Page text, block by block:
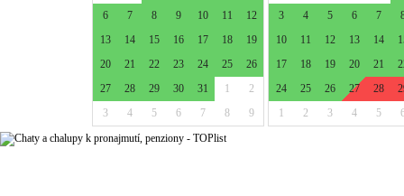
6
7 8 9 10 11
12
13
14 15 16 17 18
19
20
21 22 23 24 25
26
27
28 29 30 31 1
2
3
4 5 6 7 8 9
3
4 5 6 7
10
11 12 13 14
17
18 19 20 21
24
25 26 27 28
1
2 3 4 5